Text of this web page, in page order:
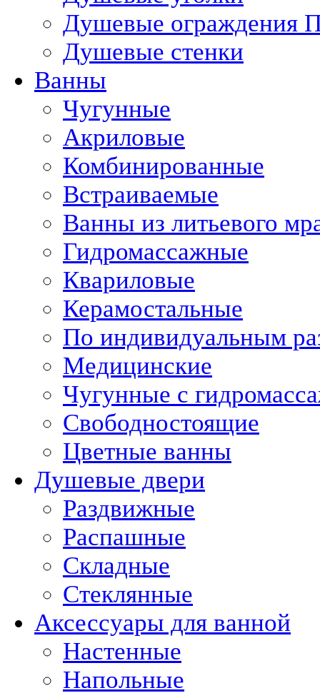
Душевые ограждения
Душевые стенки
Ванны
Чугунные
Акриловые
Комбинированные
Встраиваемые
Ванны из литьевого
Гидромассажные
Квариловые
Керамостальные
По индивидуальным
Медицинские
Чугунные с
Свободностоящие
Цветные ванны
Душевые двери
Раздвижные
Распашные
Складные
Стеклянные
Аксессуары для ванной
Настенные
Напольные